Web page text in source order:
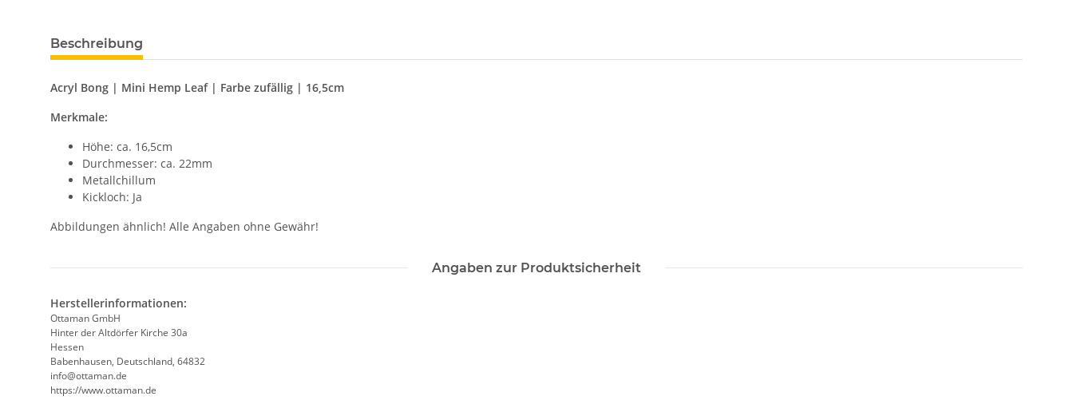
Beschreibung
Acryl Bong | Mini Hemp Leaf | Farbe zufällig | 16,5cm
Merkmale:
Höhe: ca. 16,5cm
Durchmesser: ca. 22mm
Metallchillum
Kickloch: Ja
Abbildungen ähnlich! Alle Angaben ohne Gewähr!
Angaben zur Produktsicherheit
Herstellerinformationen:
Ottaman GmbH
Hinter der Altdörfer Kirche 30a
Hessen
Babenhausen, Deutschland, 64832
info@ottaman.de
https://www.ottaman.de